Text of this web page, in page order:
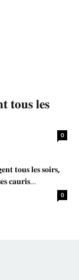
𝐭𝐨𝐮𝐬 𝐥𝐞𝐬
0
𝐭𝐨𝐮𝐬 𝐥𝐞𝐬 𝐬𝐨𝐢𝐫𝐬,
𝐜𝐚𝐮𝐫𝐢𝐬…
0